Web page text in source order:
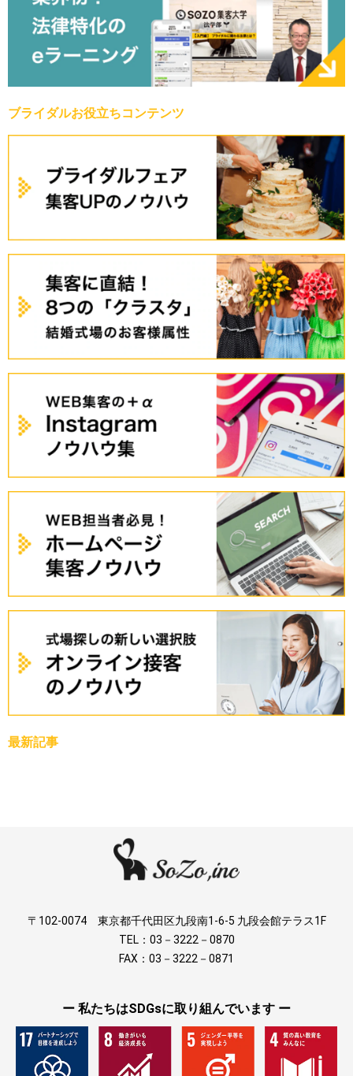
ブライダルお役立ちコンテンツ
最新記事
〒102-0074 東京都千代田区九段南1-6-5 九段会館テラス1F
TEL：03－3222－0870
FAX：03－3222－0871
ー 私たちはSDGsに取り組んでいます ー